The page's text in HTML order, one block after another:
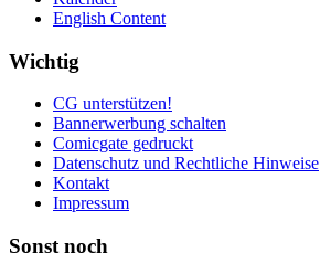
English Content
Wichtig
CG unterstützen!
Bannerwerbung schalten
Comicgate gedruckt
Datenschutz und Rechtliche Hinweise
Kontakt
Impressum
Sonst noch